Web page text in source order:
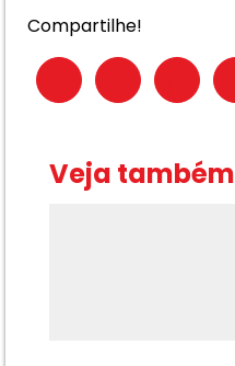
Compartilhe!
Veja também